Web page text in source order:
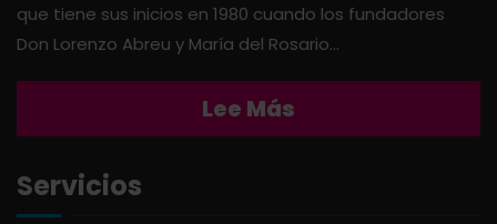
PASTAS
SALSAS
AQUA
ARIENZO DE MARQUEZ
que tiene sus inicios en 1980 cuando los fundadores
Don Lorenzo Abreu y María del Rosario...
Lee Más
Servicios